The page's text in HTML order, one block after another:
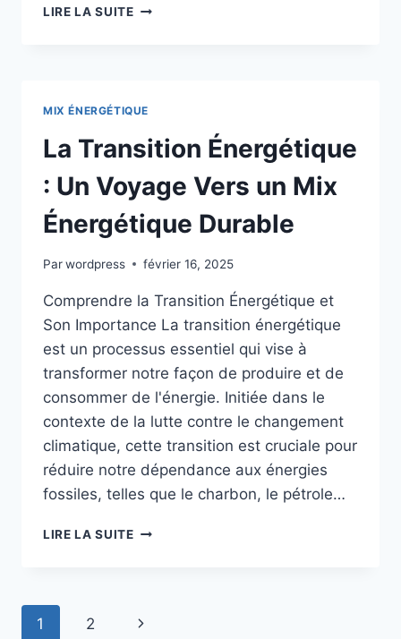
LIRE LA SUITETRANSITION
MICRO-
RÉSEAUX
L’AUTONOMISATION
DES
COMMUNAUTÉS
MIX ÉNERGÉTIQUE
La Transition Énergétique
: Un Voyage Vers un Mix
Énergétique Durable
Parwordpress février 16, 2025
Comprendre la Transition Énergétique et
Son Importance La transition énergétique
est un processus essentiel qui vise à
transformer notre façon de produire et de
consommer de l'énergie. Initiée dans le
contexte de la lutte contre le changement
climatique, cette transition est cruciale pour
réduire notre dépendance aux énergies
fossiles, telles que le charbon, le pétrole…
LIRE LA SUITELA
VOYAGE
Navigation
1 2 Page